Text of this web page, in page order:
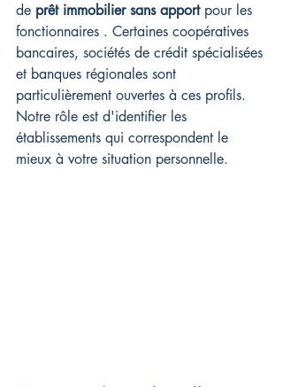
de prêt immobilier sans apport pour les
fonctionnaires . Certaines coopératives
bancaires, sociétés de crédit spécialisées
et banques régionales sont
particulièrement ouvertes à ces profils.
Notre rôle est d'identifier les
établissements qui correspondent le
mieux à votre situation personnelle.